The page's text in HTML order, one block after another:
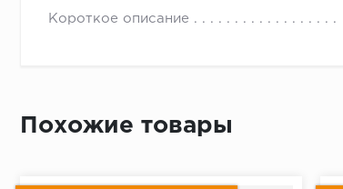
Короткое описание
Первый ряд:
Монтаж второй и последующих пластин:
Похожие товары